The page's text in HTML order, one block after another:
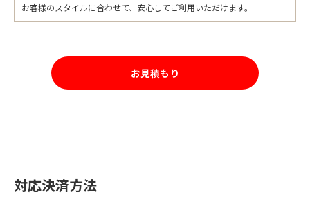
お客様のスタイルに合わせて、安心してご利用いただけます。
お見積もり
対応決済方法